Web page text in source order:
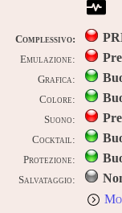
Complessivo:
Emulazione:
Grafica:
Colore:
Suono:
Cocktail:
Protezione:
Salvataggio: